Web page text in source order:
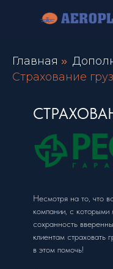
Главная »
Страхование
Несмотря на то, что
компании, с
сохранность
клиентам страховать
в этом помочь!